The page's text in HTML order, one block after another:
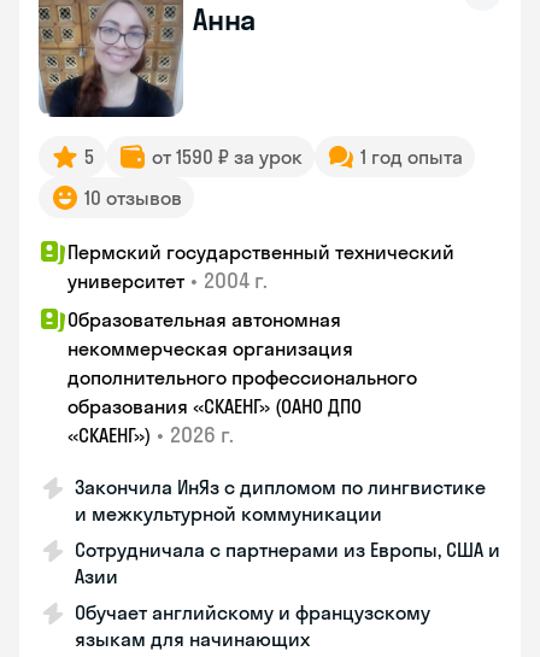
Анна
5 от 1590 ₽ за урок
1 год опыта
10 отзывов
Пермский государственный технический
университет • 2004 г.
Образовательная автономная
некоммерческая организация
дополнительного профессионального
образования «СКАЕНГ» (ОАНО ДПО
«СКАЕНГ») • 2026 г.
Закончила ИнЯз с дипломом по лингвистике
и межкультурной коммуникации
Сотрудничала с партнерами из Европы, США и
Азии
Обучает английскому и французскому
языкам для начинающих